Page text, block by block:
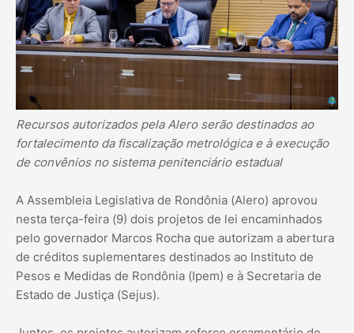
Recursos autorizados pela Alero serão destinados ao
fortalecimento da fiscalização metrológica e à execução
de convênios no sistema penitenciário estadual
A Assembleia Legislativa de Rondônia (Alero) aprovou
nesta terça-feira (9) dois projetos de lei encaminhados
pelo governador Marcos Rocha que autorizam a abertura
de créditos suplementares destinados ao Instituto de
Pesos e Medidas de Rondônia (Ipem) e à Secretaria de
Estado de Justiça (Sejus).